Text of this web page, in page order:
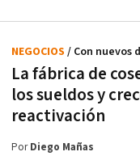
La fábrica de
los sueldos y
reactivación
NEGOCIOS / Con nuevos
PorDiego Mañas